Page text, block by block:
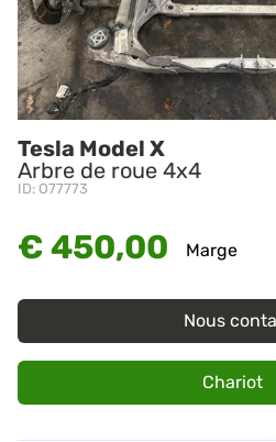
Tesla Model X
Arbre de roue 4x4
ID: O77773
€ 450,00 Marge
Nous
Chariot